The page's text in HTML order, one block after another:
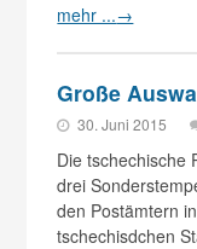
mehr ...→
Große
30. Juni 2015
Die tschechische
drei
den Postämtern
tschechisdchen